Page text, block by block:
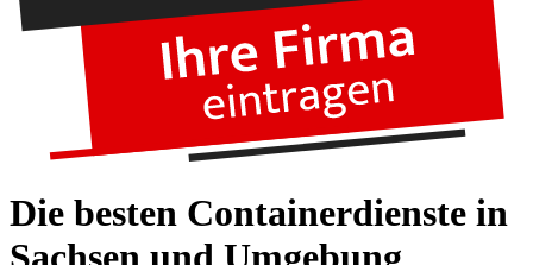
Die besten Containerdienste in